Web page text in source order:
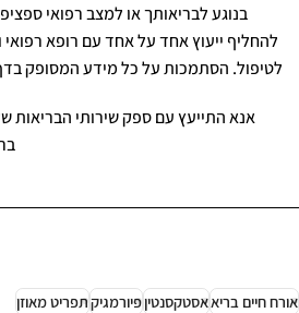
בנוגע לבריאותך או למצב רפואי
להחליף ייעוץ אחד על אחד עם רופא רפואי
לטיפול. הסתמכות על כל מידע המסופק
אנא התייעץ עם ספק שירותי הבריאות
אורח חיים בריאאסטקסנטיןפיורמגיקתפריט מאוזן